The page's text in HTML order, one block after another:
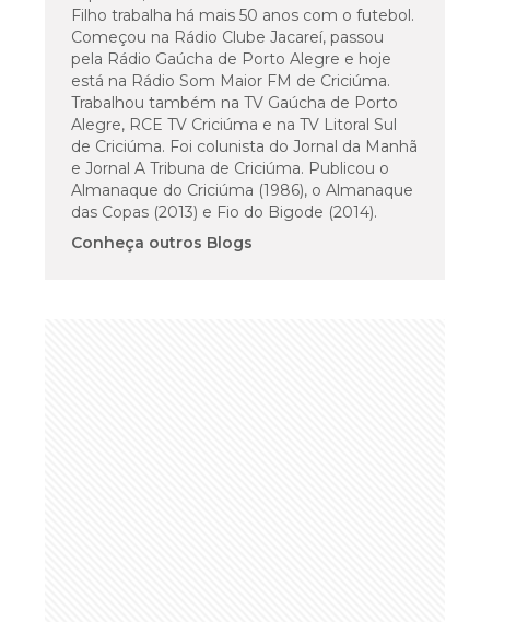
Filho trabalha há mais 50 anos com o futebol.
Começou na Rádio Clube Jacareí, passou
pela Rádio Gaúcha de Porto Alegre e hoje
está na Rádio Som Maior FM de Criciúma.
Trabalhou também na TV Gaúcha de Porto
Alegre, RCE TV Criciúma e na TV Litoral Sul
de Criciúma. Foi colunista do Jornal da Manhã
e Jornal A Tribuna de Criciúma. Publicou o
Almanaque do Criciúma (1986), o Almanaque
das Copas (2013) e Fio do Bigode (2014).
Conheça outros Blogs